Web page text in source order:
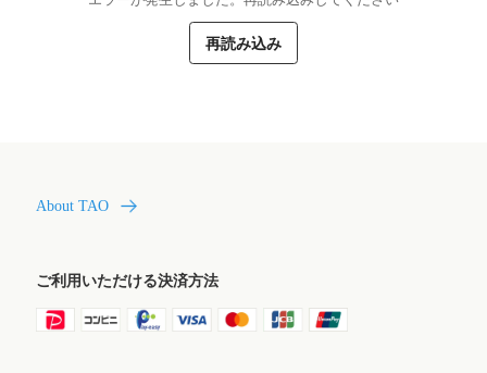
再読み込み
About TAO
ご利用いただける決済方法